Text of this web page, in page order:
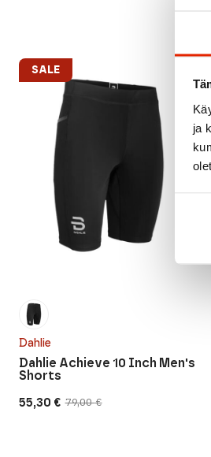
ja
Dahlie
SALE
79,00€
Original
55,30 €
Current
Dahlie Achieve 10 Inch Men's
Shorts